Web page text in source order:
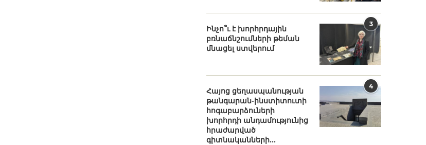
3
Ինչո՞ւ է խորհրդային
բռնաճնշումների թեման
մնացել ստվերում
4
Հայոց ցեղասպանության
թանգարան-ինստիտուտի
հոգաբարձուների
խորհրդի անդամությունից
հրաժարված
գիտնականների...